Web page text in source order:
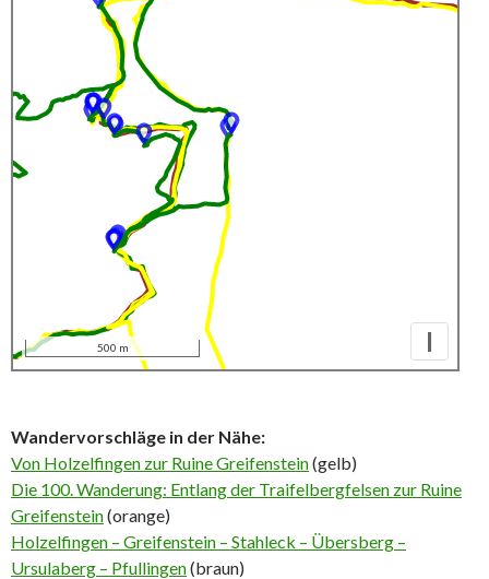
I
500 m
Wandervorschläge in der Nähe:
Von Holzelfingen zur Ruine Greifenstein(gelb)
Die 100. Wanderung: Entlang der Traifelbergfelsen zur Ruine
Greifenstein(orange)
Holzelfingen – Greifenstein – Stahleck – Übersberg –
Ursulaberg – Pfullingen(braun)